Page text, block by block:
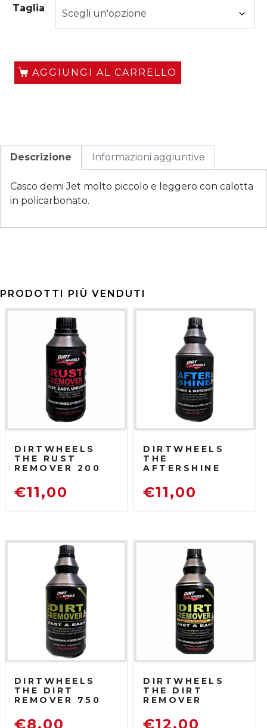
Taglia
AGGIUNGI AL CARRELLO
Descrizione Informazioni aggiuntive
Casco demi Jet molto piccolo e leggero con calotta
in policarbonato.
PRODOTTI PIÙ VENDUTI
DIRTWHEELS
THE RUST
REMOVER 200
DISOSSIDANTE
RIMUOVI
€11,00
DIRTWHEELS
THE
AFTERSHINE
PROTETTIVO
LUCIDANTE
€11,00
DIRTWHEELS
THE DIRT
REMOVER 750
SGRASSATORE
€8,00
DIRTWHEELS
THE DIRT
REMOVER
750 ML
€12,00